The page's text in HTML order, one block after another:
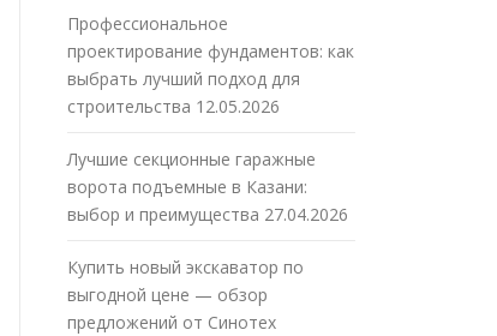
Профессиональное
проектирование фундаментов: как
выбрать лучший подход для
строительства 12.05.2026
Лучшие секционные гаражные
ворота подъемные в Казани:
выбор и преимущества 27.04.2026
Купить новый экскаватор по
выгодной цене — обзор
предложений от Синотех